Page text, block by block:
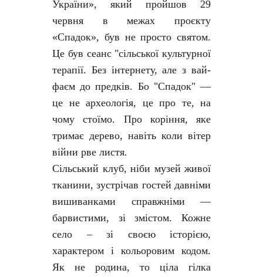
України», який пройшов 29
червня в межах проєкту
«Спадок», був не просто святом.
Це був сеанс "сільської культурної
терапії. Без інтернету, але з вай-
фаєм до предків. Бо "Спадок" —
це не археологія, це про те, на
чому стоїмо. Про коріння, яке
тримає дерево, навіть коли вітер
війни рве листя.
Сільський клуб, ніби музей живої
тканини, зустрічав гостей давніми
вишиванками справжніми —
барвистими, зі змістом. Кожне
село – зі своєю історією,
характером і кольоровим кодом.
Як не родина, то ціла гілка